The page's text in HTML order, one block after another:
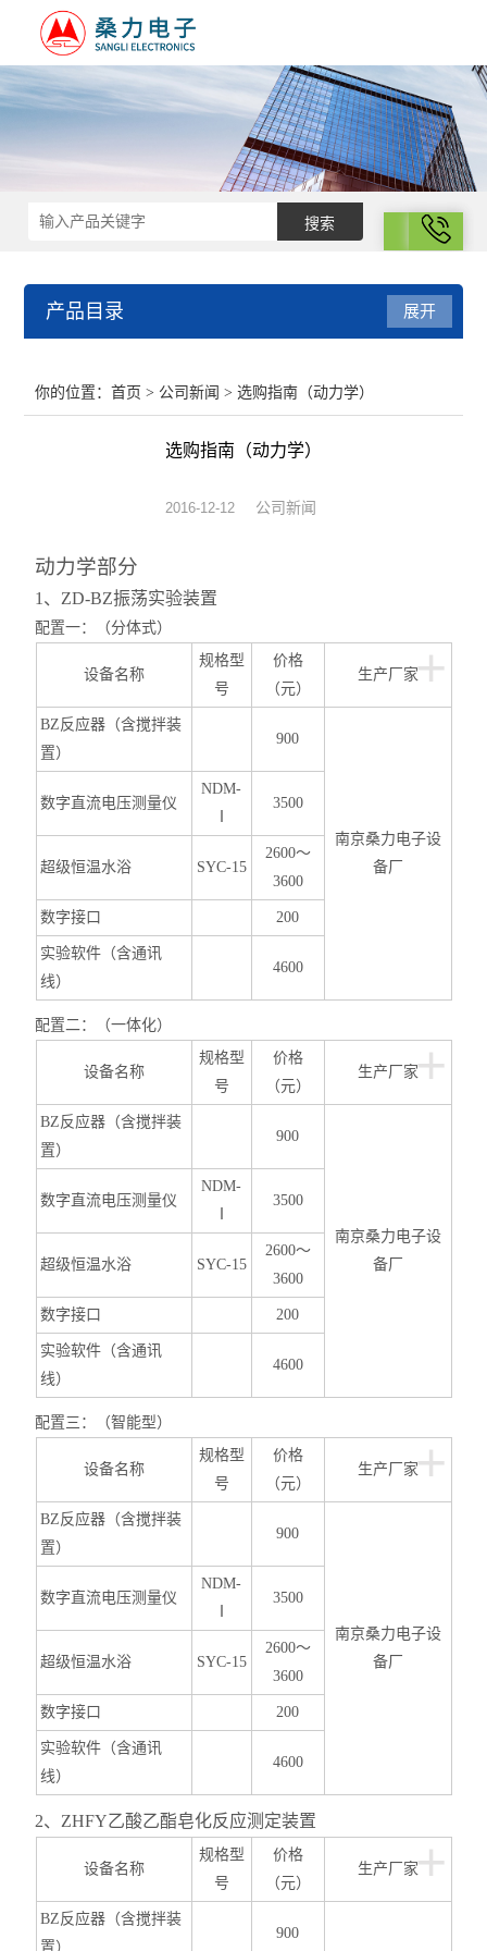
拨号
产品目录
仪器仪表
热力学
光化学
展开
你的位置：首页 > 公司新闻 > 选购指南（动力学）
选购指南（动力学）
2016-12-12 公司新闻
动力学部分
1 、ZD-BZ振荡实验装置
配置一：（分体式）
+
设备名称
规格型
号
价格
（元）
生产厂家
BZ反应器（含搅拌装
置）
900
南京桑力电子设
备厂
数字直流电压测量仪
NDM-
3500
超级恒温水浴 SYC-15
2600～
3600
数字接口 200
实验软件（含通讯
线）
4600
配置二：（一体化）
+
设备名称
规格型
号
价格
（元）
生产厂家
BZ反应器（含搅拌装
置）
900
南京桑力电子设
备厂
数字直流电压测量仪
NDM-
3500
超级恒温水浴 SYC-15
2600～
3600
数字接口 200
实验软件（含通讯
线）
4600
配置三：（智能型）
+
设备名称
规格型
号
价格
（元）
生产厂家
BZ反应器（含搅拌装
置）
900
南京桑力电子设
备厂
数字直流电压测量仪
NDM-
3500
超级恒温水浴 SYC-15
2600～
3600
数字接口 200
实验软件（含通讯
线）
4600
2、ZHFY乙酸乙酯皂化反应测定装置
+
设备名称
规格型
号
价格
（元）
生产厂家
BZ反应器（含搅拌装
置）
900